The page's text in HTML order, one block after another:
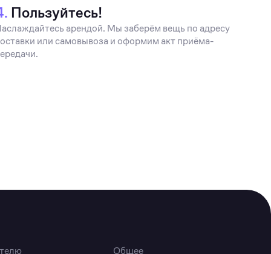
Пользуйтесь!
арендой. Мы заберём вещь по адресу
или самовывоза и оформим акт приёма-
Общее